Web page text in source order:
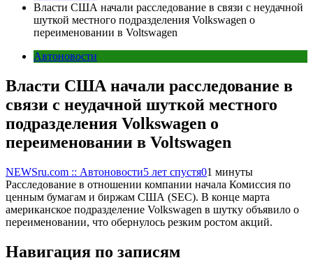
Власти США начали расследование в связи с неудачной
шуткой местного подразделения Volkswagen о
переименовании в Voltswagen
Автоновости
Власти США начали расследование в
связи с неудачной шуткой местного
подразделения Volkswagen о
переименовании в Voltswagen
NEWSru.com :: Автоновости5 лет спустя01 минуты
Расследование в отношении компании начала Комиссия по
ценным бумагам и биржам США (SEC). В конце марта
американское подразделение Volkswagen в шутку объявило о
переименовании, что обернулось резким ростом акций.
Навигация по записям